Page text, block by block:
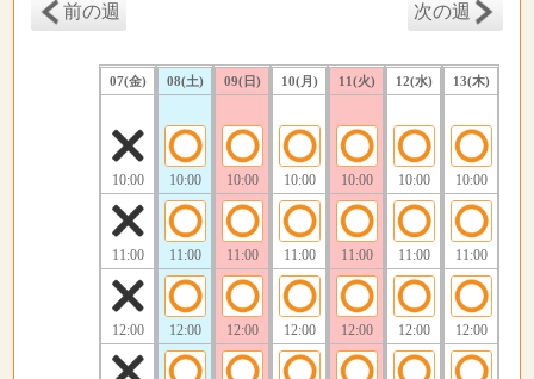
前の週 次の週
07(金)
10:00
11:00
12:00
08(土)
10:00
11:00
12:00
09(日)
10:00
11:00
12:00
10(月)
10:00
11:00
12:00
11(火)
10:00
11:00
12:00
12(水)
10:00
11:00
12:00
13(木)
10:00
11:00
12:00